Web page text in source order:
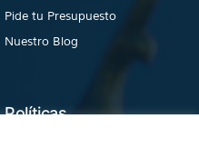
Pide tu Presupuesto
Nuestro Blog
Políticas